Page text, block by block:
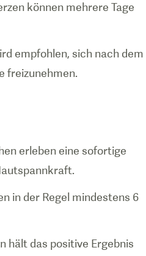
können mehrere Tage
empfohlen, sich nach dem
freizunehmen.
erleben eine sofortige
in der Regel mindestens 6
hält das positive Ergebnis